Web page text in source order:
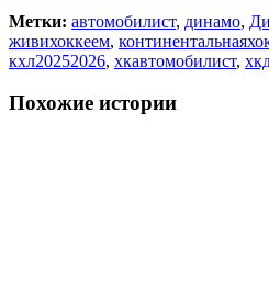
Метки: автомобилист, динамо,
живихоккеем,
кхл20252026, хкавтомобилист,
Похожие истории